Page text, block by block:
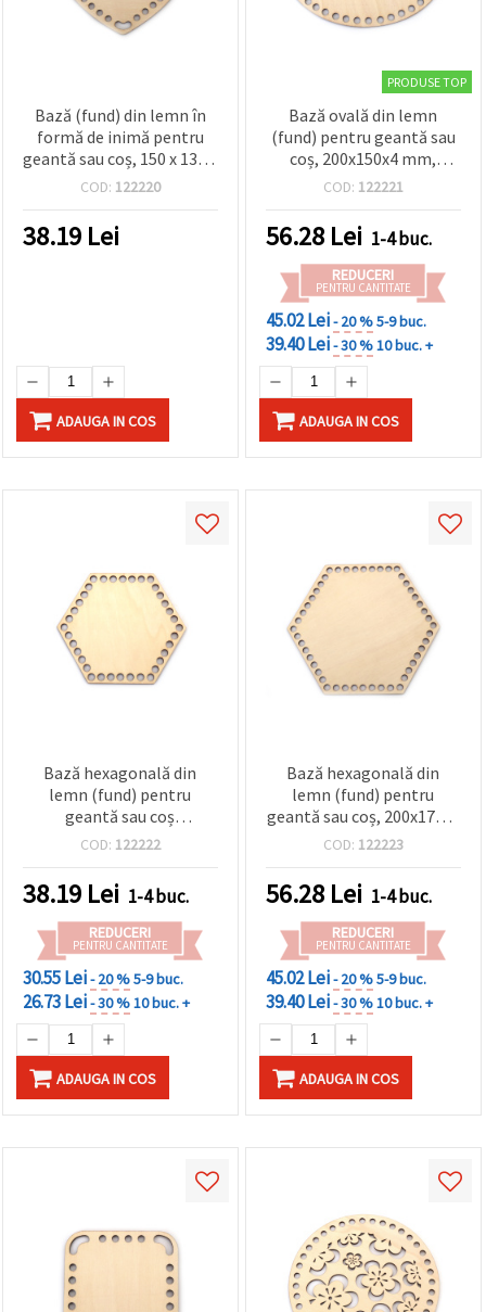
Bază (fund) din lemn în
formă de inimă pentru
geantă sau coș, 150 x 135 x
4 mm, gaură: 6 mm,
COD: 122220
38.19 Lei
ADAUGA IN COS
PRODUSE TOP
Bază ovală din lemn
(fund) pentru geantă sau
coș, 200x150x4 mm,
diametru orificii: 8 mm,
COD: 122221
56.28 Lei 1-4 buc.
REDUCERI
PENTRU CANTITATE
45.02 Lei- 20 %5-9 buc.
39.40 Lei- 30 %10 buc. +
ADAUGA IN COS
Bază hexagonală din
lemn (fund) pentru
geantă sau coș
DIY/handmade, 150x130x4
culoare lemn natur
COD: 122222
38.19 Lei 1-4 buc.
REDUCERI
PENTRU CANTITATE
30.55 Lei- 20 %5-9 buc.
26.73 Lei- 30 %10 buc. +
ADAUGA IN COS
Bază hexagonală din
lemn (fund) pentru
geantă sau coș, 200x174x4
mm, orificiu: 8 mm, lemn
COD: 122223
56.28 Lei 1-4 buc.
REDUCERI
PENTRU CANTITATE
45.02 Lei- 20 %5-9 buc.
39.40 Lei- 30 %10 buc. +
ADAUGA IN COS